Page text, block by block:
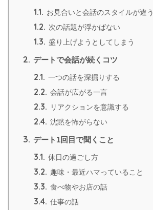
1.1. お見合いと会話のスタイルが違う
1.2. 次の話題が浮かばない
1.3. 盛り上げようとしてしまう
2. デートで会話が続くコツ
2.1. 一つの話を深掘りする
2.2. 会話が広がる一言
2.3. リアクションを意識する
2.4. 沈黙を怖がらない
3. デート1回目で聞くこと
3.1. 休日の過ごし方
3.2. 趣味・最近ハマっていること
3.3. 食べ物やお店の話
3.4. 仕事の話